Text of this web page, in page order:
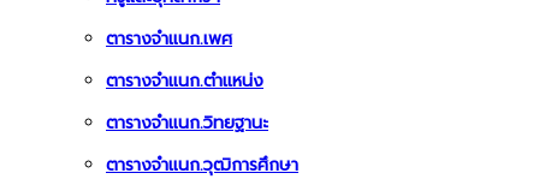
ตารางจำแนก.เพศ
ตารางจำแนก.ตำแหน่ง
ตารางจำแนก.วิทยฐานะ
ตารางจำแนก.วุฒิการศึกษา